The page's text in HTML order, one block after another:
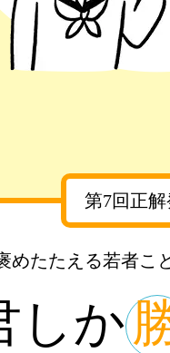
第7回正
めたたえる若者こ
しか